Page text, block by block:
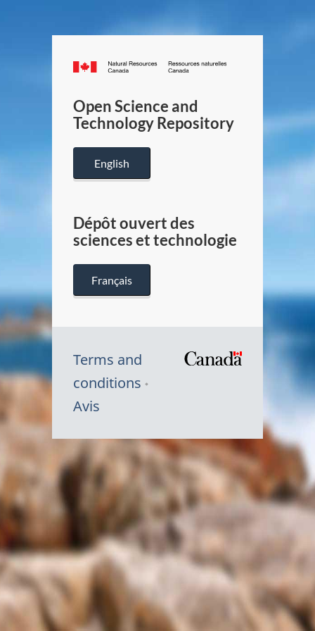
Canada.ca
/
Canada
Open Science and
Technology Repository
English
Dépôt ouvert des
sciences et technologie
Français
Terms and
conditions
Avis
Symbole
du
Canada